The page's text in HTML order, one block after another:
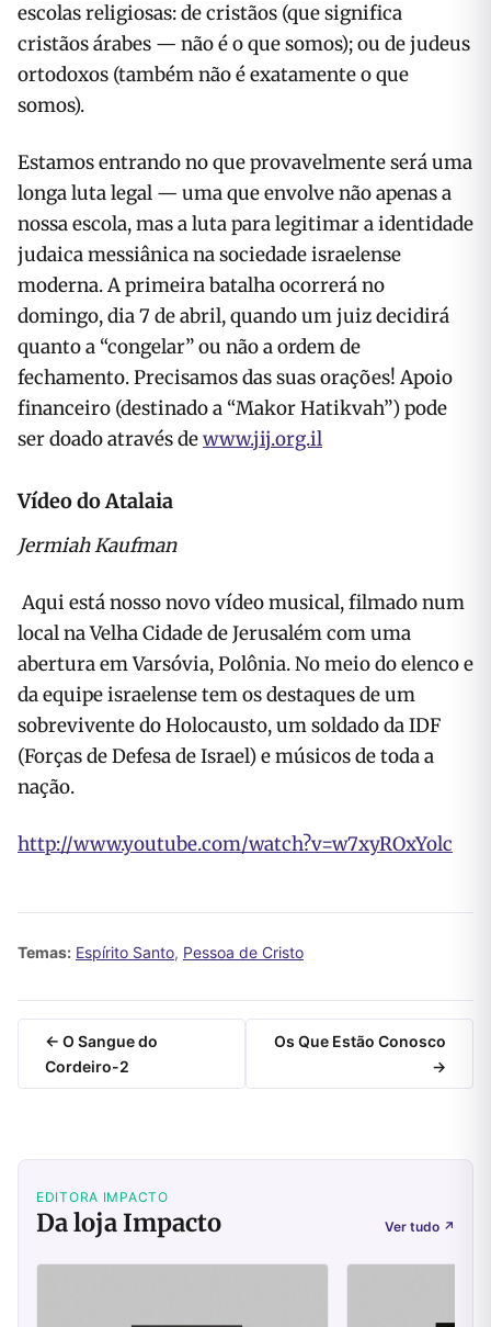
escolas religiosas: de cristãos (que significa
cristãos árabes — não é o que somos); ou de judeus
ortodoxos (também não é exatamente o que
somos).
Estamos entrando no que provavelmente será uma
longa luta legal — uma que envolve não apenas a
nossa escola, mas a luta para legitimar a identidade
judaica messiânica na sociedade israelense
moderna. A primeira batalha ocorrerá no
domingo, dia 7 de abril, quando um juiz decidirá
quanto a “congelar” ou não a ordem de
fechamento. Precisamos das suas orações! Apoio
financeiro (destinado a “Makor Hatikvah”) pode
ser doado através dewww.jij.org.il
Vídeo do Atalaia
Jermiah Kaufman
Aqui está nosso novo vídeo musical, filmado num
local na Velha Cidade de Jerusalém com uma
abertura em Varsóvia, Polônia. No meio do elenco e
da equipe israelense tem os destaques de um
sobrevivente do Holocausto, um soldado da IDF
(Forças de Defesa de Israel) e músicos de toda a
nação.
http://www.youtube.com/watch?v=w7xyROxYolc
Temas: Espírito Santo, Pessoa de Cristo
← O Sangue do
Cordeiro-2
Os Que Estão Conosco
→
EDITORA IMPACTO
Da loja Impacto Ver tudo ↗